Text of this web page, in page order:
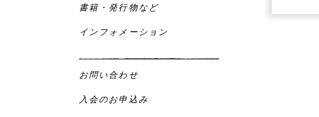
書籍・発行物など
インフォメーション
お問い合わせ
入会のお申込み